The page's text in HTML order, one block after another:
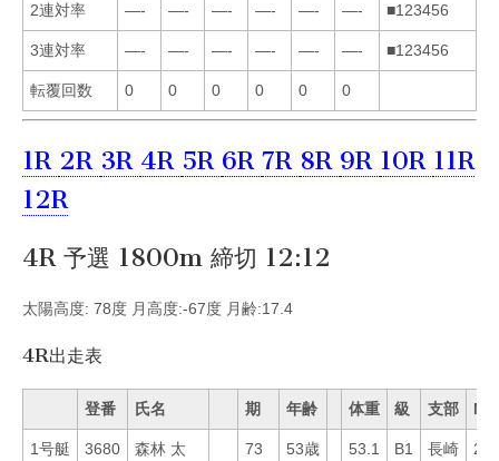
2連対率 —- —- —- —- —- —- ■123456
3連対率 —- —- —- —- —- —- ■123456
転覆回数 0 0 0 0 0 0
1R 2R 3R 4R 5R 6R 7R 8R 9R 10R 11R
12R
4R 予選 1800m 締切 12:12
太陽高度: 78度 月高度:-67度 月齢:17.4
4R出走表
登番 氏名 期 年齢 体重 級 支部 Mo
1号艇 3680 森林 太 73 53歳 53.1 B1 長崎 25